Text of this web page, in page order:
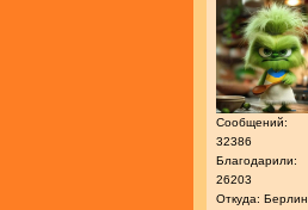
Сообщений:
32386
Благодарили:
26203
Откуда: Берлин